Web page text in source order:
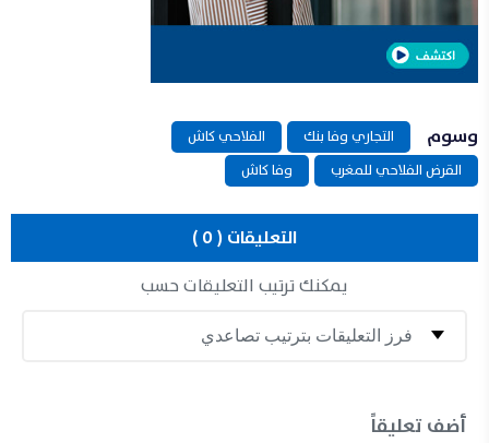
وسوم التجاري وفا بنك
الفلاحي كاش
القرض الفلاحي للمغرب
وفا كاش
التعليقات ( 0 )
يمكنك ترتيب التعليقات حسب
أضف تعليقاً